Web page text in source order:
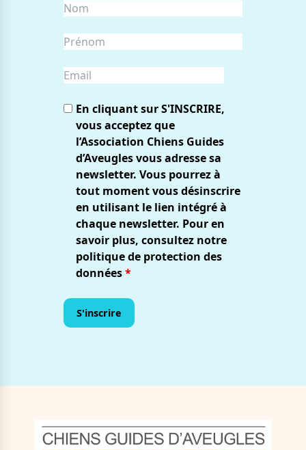
En cliquant sur S'INSCRIRE,
vous acceptez que
l’Association Chiens Guides
d’Aveugles vous adresse sa
newsletter. Vous pourrez à
tout moment vous désinscrire
en utilisant le lien intégré à
chaque newsletter. Pour en
savoir plus, consultez notre
politique de protection des
données*